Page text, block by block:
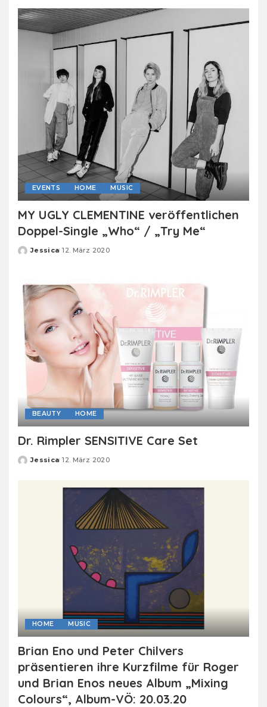
EVENTS HOME MUSIC
MY UGLY CLEMENTINE veröffentlichen
Doppel-Single „Who“ / „Try Me“
Posted
Jessica 12. März 2020
BEAUTY HOME
Dr. Rimpler SENSITIVE Care Set
Posted
Jessica 12. März 2020
HOME MUSIC
Brian Eno und Peter Chilvers
präsentieren ihre Kurzfilme für Roger
und Brian Enos neues Album „Mixing
Colours“, Album-VÖ: 20.03.20